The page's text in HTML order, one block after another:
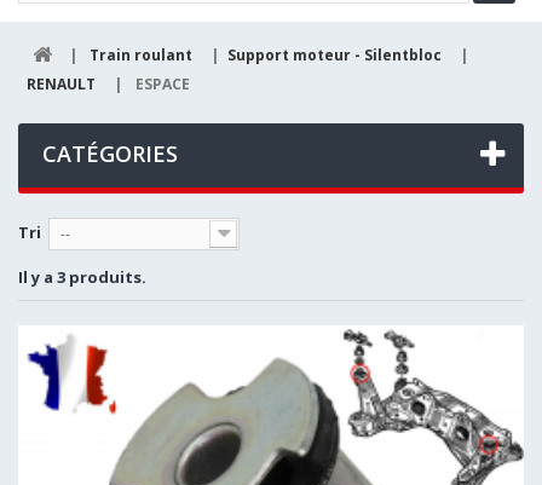
| Train roulant | Support moteur - Silentbloc
|
RENAULT
| ESPACE
CATÉGORIES
Tri --
Il y a 3 produits.